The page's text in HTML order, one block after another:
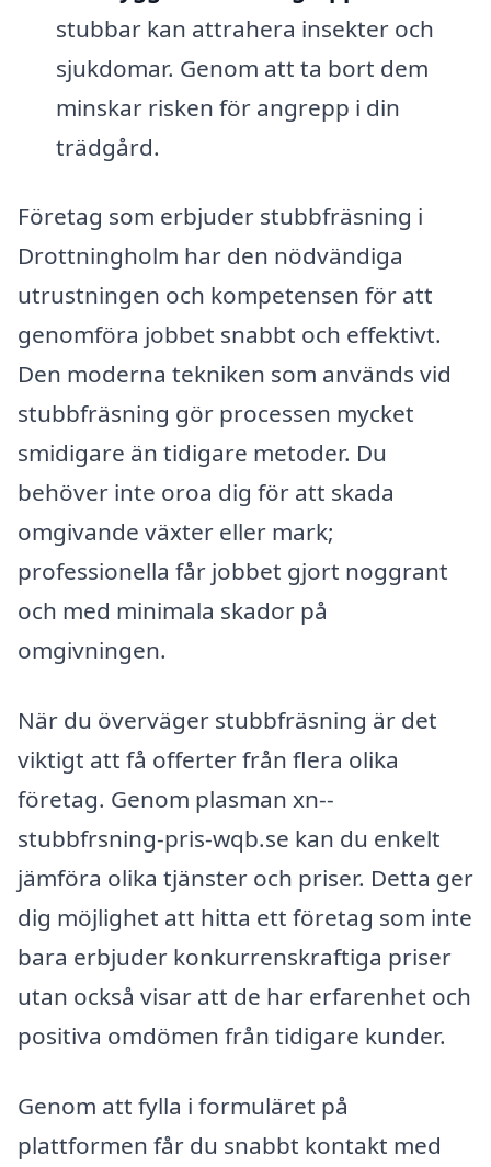
stubbar kan attrahera insekter och
sjukdomar. Genom att ta bort dem
minskar risken för angrepp i din
trädgård.
Företag som erbjuder stubbfräsning i
Drottningholm har den nödvändiga
utrustningen och kompetensen för att
genomföra jobbet snabbt och effektivt.
Den moderna tekniken som används vid
stubbfräsning gör processen mycket
smidigare än tidigare metoder. Du
behöver inte oroa dig för att skada
omgivande växter eller mark;
professionella får jobbet gjort noggrant
och med minimala skador på
omgivningen.
När du överväger stubbfräsning är det
viktigt att få offerter från flera olika
företag. Genom plasman xn--
stubbfrsning-pris-wqb.se kan du enkelt
jämföra olika tjänster och priser. Detta ger
dig möjlighet att hitta ett företag som inte
bara erbjuder konkurrenskraftiga priser
utan också visar att de har erfarenhet och
positiva omdömen från tidigare kunder.
Genom att fylla i formuläret på
plattformen får du snabbt kontakt med